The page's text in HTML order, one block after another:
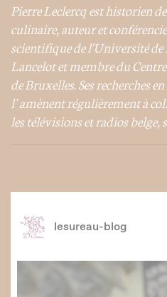
Pierre Leclercq est historien
culinaire, auteur et
scientifique de l'Université de
Lancelot et membre du
de Bruxelles.Ses recherches
l’amènent régulièrement à
les télévisions et radios belge,